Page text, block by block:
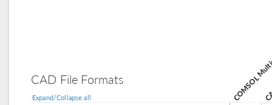
CAD File Formats
Expand/Collapse all